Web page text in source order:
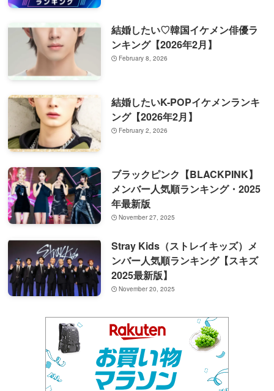
結婚したい♡韓国イケメン俳優ラ
ンキング【2026年2月】
February 8, 2026
結婚したいK-POPイケメンランキ
ング【2026年2月】
February 2, 2026
ブラックピンク【BLACKPINK】
メンバー人気順ランキング・2025
年最新版
November 27, 2025
Stray Kids（ストレイキッズ）メ
ンバー人気順ランキング【スキズ
2025最新版】
November 20, 2025